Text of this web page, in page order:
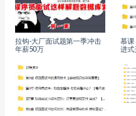
拉钩-大厂面试题第一季冲击
年薪50万
慕课
进式